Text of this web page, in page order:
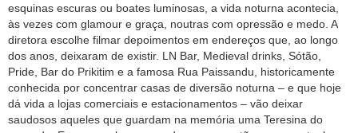
esquinas escuras ou boates luminosas, a vida noturna acontecia,
às vezes com glamour e graça, noutras com opressão e medo. A
diretora escolhe filmar depoimentos em endereços que, ao longo
dos anos, deixaram de existir. LN Bar, Medieval drinks, Sótão,
Pride, Bar do Prikitim e a famosa Rua Paissandu, historicamente
conhecida por concentrar casas de diversão noturna – e que hoje
dá vida a lojas comerciais e estacionamentos – vão deixar
saudosos aqueles que guardam na memória uma Teresina do